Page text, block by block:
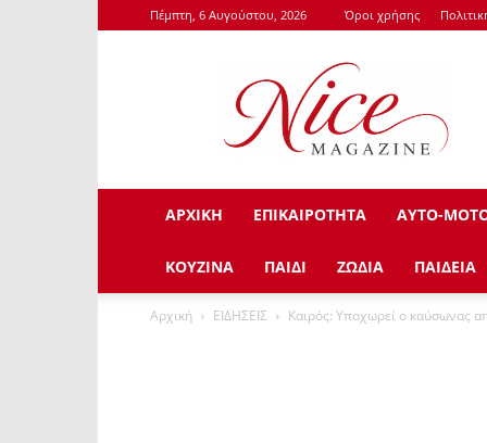
Πέμπτη, 6 Αυγούστου, 2026 Όροι χρήσης
NiceMagazine.Gr
ΑΡΧΙΚΗ ΕΠΙΚΑΙΡΟΤΗΤΑ ΑΥΤΟ-
ΚΟΥΖΙΝΑ ΠΑΙΔΙ ΖΩΔΙΑ ΠΑΙΔΕΙΑ
Αρχική ΕΙΔΗΣΕΙΣ Καιρός: Υποχωρεί ο καύσωνας